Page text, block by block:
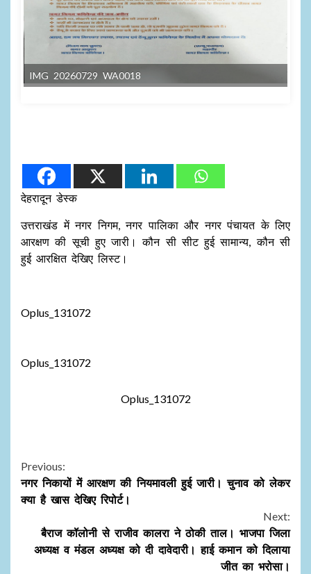
IMG 20260729 WA0018
देहरादून डेस्क
उत्तराखंड में नगर निगम, नगर पालिका और नगर पंचायत के लिए
आरक्षण की सूची हुए जारी। कौन सी सीट हुई सामान्य, कौन सी
हुई आरक्षित देखिए लिस्ट।
Oplus_131072
Oplus_131072
Oplus_131072
Continue
Reading
Previous:
नगर निकायों में आरक्षण की नियमावली हुई जारी। चुनाव को लेकर
क्या है खास देखिए रिपोर्ट।
Next:
बैराज कॉलोनी से राजीव कालरा ने ठोकी ताल। भाजपा जिला
अध्यक्ष व मंडल अध्यक्ष को दी दावेदारी। हाई कमान को दिलाया
जीत का भरोसा।